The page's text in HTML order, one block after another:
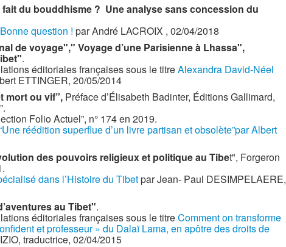
fait du bouddhisme ? Une analyse sans concession du
question ! par André LACROIX , 02/04/2018
de voyage"," Voyage d’une Parisienne à Lhassa",
.
éditoriales françaises sous le titreAlexandra David-Néel
ETTINGER, 20/05/2014
mort ou vif”, Préface d’Élisabeth Badinter, Éditions Gallimard,
Folio Actuel”, n° 174 en 2019.
réédition superflue d’un livre partisan et obsolète”par Albert
des pouvoirs religieux et politique au Tibet", Forgeron
dans l’Histoire du Tibetpar Jean- Paul DESIMPELAERE,
au Tibet".
éditoriales françaises sous le titreComment on transforme
et professeur » du Dalaï Lama, en apôtre des droits de
traductrice, 02/04/2015